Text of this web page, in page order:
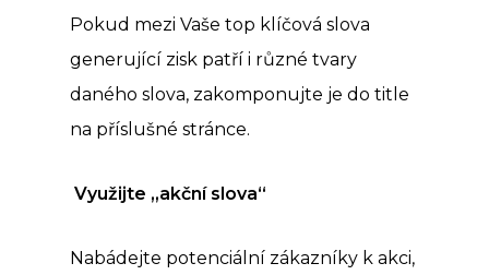
Pokud mezi Vaše top klíčová slova
generující zisk patří i různé tvary
daného slova, zakomponujte je do title
na příslušné stránce.
Využijte „akční slova“
Nabádejte potenciální zákazníky k akci,